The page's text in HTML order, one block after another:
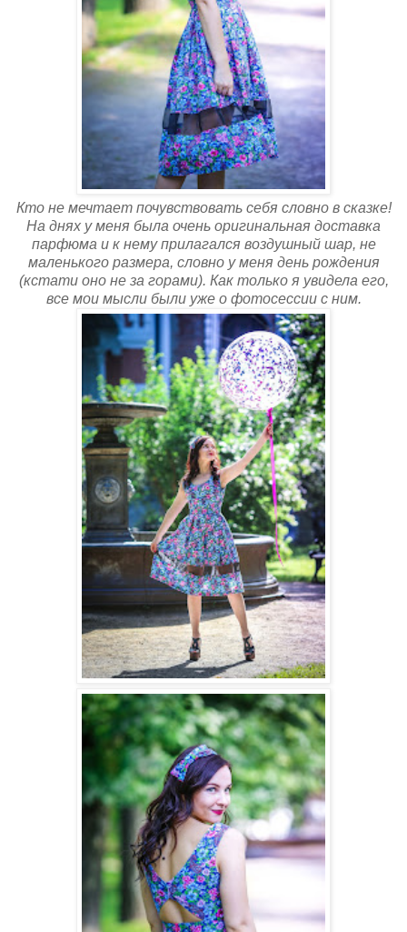
Кто не мечтает почувствовать себя словно в сказке!
На днях у меня была очень оригинальная доставка
парфюма и к нему прилагался воздушный шар, не
маленького размера, словно у меня день рождения
(кстати оно не за горами). Как только я увидела его,
все мои мысли были уже о фотосессии с ним.